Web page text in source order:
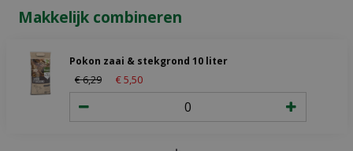
Makkelijk combineren
Pokon zaai & stekgrond 10 liter
€6,29 €5 50